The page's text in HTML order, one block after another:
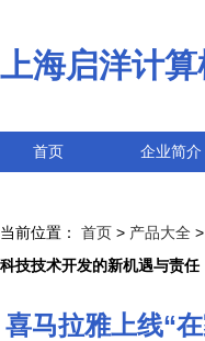
上海启洋计算
首页 企业简介
当前位置： 首页 > 产品大全 >
科技技术开发的新机遇与责任
喜马拉雅上线“